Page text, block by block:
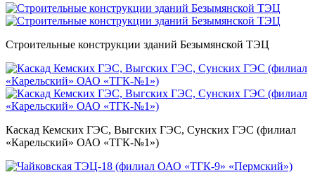
Строительные конструкции зданий Безымянской ТЭЦ
Каскад Кемских ГЭС, Выгских ГЭС, Сунских ГЭС (филиал
«Карельский» ОАО «ТГК-№1»)